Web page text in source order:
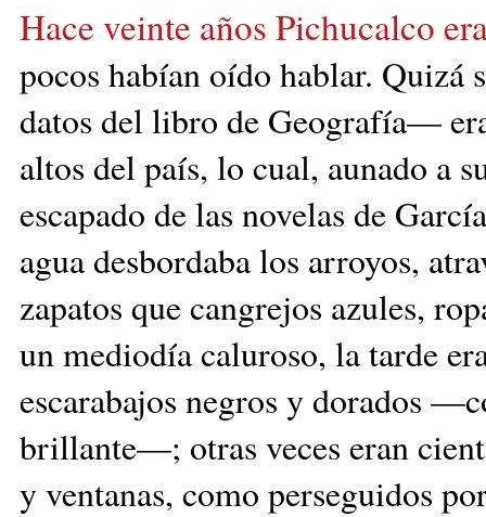
Hace veinte años Pichucalco
pocos habían oído hablar. Quizá
datos del libro de Geografía—
altos del país, lo cual, aunado a
escapado de las novelas de
agua desbordaba los arroyos,
zapatos que cangrejos azules,
un mediodía caluroso, la tarde
escarabajos negros y dorados
brillante—; otras veces eran
y ventanas, como perseguidos